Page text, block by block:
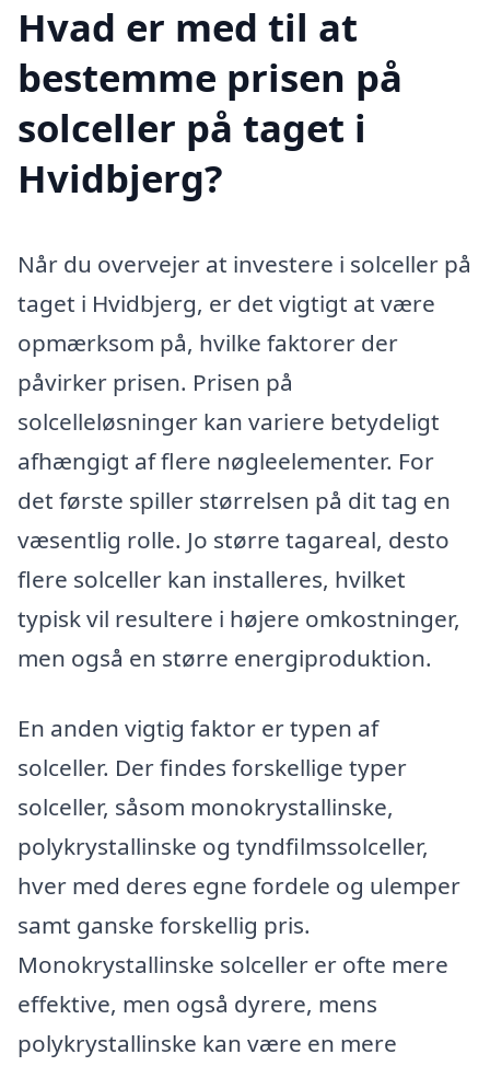
Hvad er med til at
bestemme prisen på
solceller på taget i
Hvidbjerg?
Når du overvejer at investere i solceller på
taget i Hvidbjerg, er det vigtigt at være
opmærksom på, hvilke faktorer der
påvirker prisen. Prisen på
solcelleløsninger kan variere betydeligt
afhængigt af flere nøgleelementer. For
det første spiller størrelsen på dit tag en
væsentlig rolle. Jo større tagareal, desto
flere solceller kan installeres, hvilket
typisk vil resultere i højere omkostninger,
men også en større energiproduktion.
En anden vigtig faktor er typen af
solceller. Der findes forskellige typer
solceller, såsom monokrystallinske,
polykrystallinske og tyndfilmssolceller,
hver med deres egne fordele og ulemper
samt ganske forskellig pris.
Monokrystallinske solceller er ofte mere
effektive, men også dyrere, mens
polykrystallinske kan være en mere